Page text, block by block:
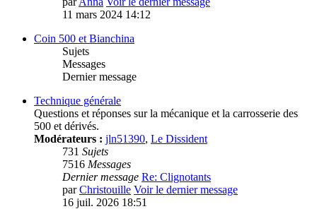
11 mars 2024 14:12
Coin 500 et Bianchina
Sujets
Messages
Dernier message
Technique générale
Questions et réponses sur la mécanique et la carrosserie des
500 et dérivés.
Modérateurs : jln51390, Le Dissident
731 Sujets
7516 Messages
Dernier message Re: Clignotants
parChristouille Voir le dernier message
16 juil. 2026 18:51